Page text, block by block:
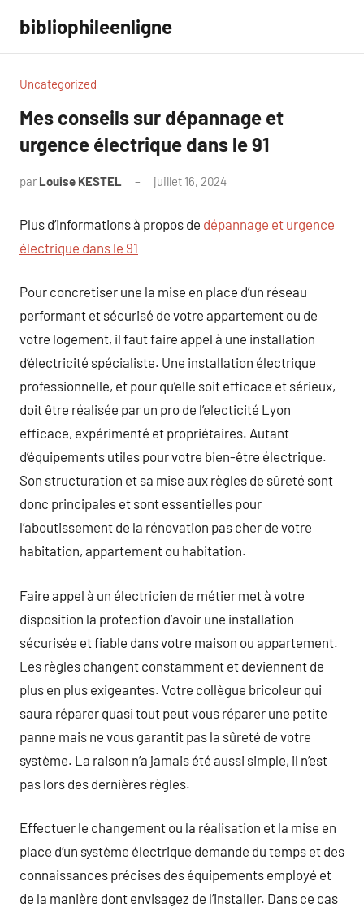
contenu
bibliophileenligne
Uncategorized
Mes conseils sur dépannage et
urgence électrique dans le 91
par Louise KESTEL juillet 16, 2024
Plus d’informations à propos de dépannage et urgence
électrique dans le 91
Pour concretiser une la mise en place d’un réseau
performant et sécurisé de votre appartement ou de
votre logement, il faut faire appel à une installation
d’électricité spécialiste. Une installation électrique
professionnelle, et pour qu’elle soit efficace et sérieux,
doit être réalisée par un pro de l’electicité Lyon
efficace, expérimenté et propriétaires. Autant
d’équipements utiles pour votre bien-être électrique.
Son structuration et sa mise aux règles de sûreté sont
donc principales et sont essentielles pour
l’aboutissement de la rénovation pas cher de votre
habitation, appartement ou habitation.
Faire appel à un électricien de métier met à votre
disposition la protection d’avoir une installation
sécurisée et fiable dans votre maison ou appartement.
Les règles changent constamment et deviennent de
plus en plus exigeantes. Votre collègue bricoleur qui
saura réparer quasi tout peut vous réparer une petite
panne mais ne vous garantit pas la sûreté de votre
système. La raison n’a jamais été aussi simple, il n’est
pas lors des dernières règles.
Effectuer le changement ou la réalisation et la mise en
place d’un système électrique demande du temps et des
connaissances précises des équipements employé et
de la manière dont envisagez de l’installer. Dans ce cas